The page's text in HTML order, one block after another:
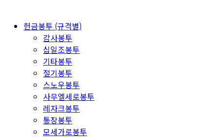
헌금봉투 (규격별)
감사봉투
십일조봉투
기타봉투
절기봉투
스노우봉투
사무엘세로봉투
레자크봉투
통장봉투
모세가로봉투